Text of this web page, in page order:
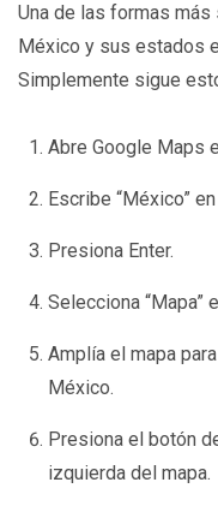
Una de las formas
México y sus estados
Simplemente sigue
Abre Google Maps
Escribe “México”
Presiona Enter.
Selecciona “Mapa”
Amplía el mapa
México.
Presiona el botón
izquierda del mapa.